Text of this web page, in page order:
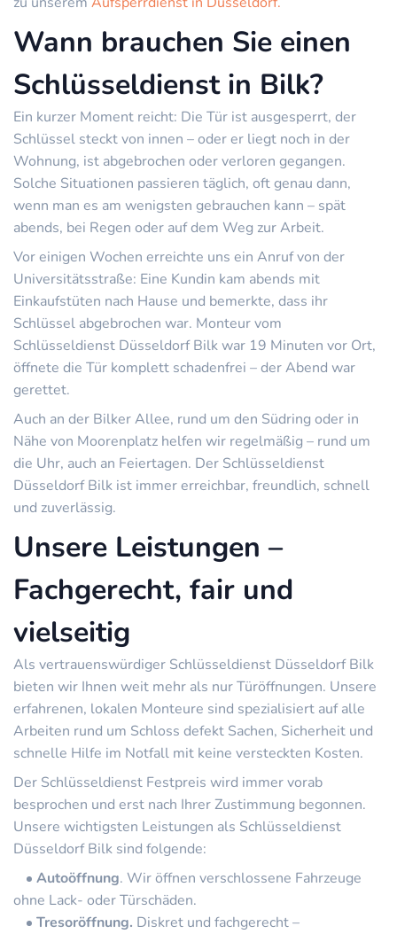
Wann brauchen Sie einen
Schlüsseldienst in Bilk?
Ein kurzer Moment reicht: Die Tür ist ausgesperrt, der
Schlüssel steckt von innen – oder er liegt noch in der
Wohnung, ist abgebrochen oder verloren gegangen.
Solche Situationen passieren täglich, oft genau dann,
wenn man es am wenigsten gebrauchen kann – spät
abends, bei Regen oder auf dem Weg zur Arbeit.
Vor einigen Wochen erreichte uns ein Anruf von der
Universitätsstraße: Eine Kundin kam abends mit
Einkaufstüten nach Hause und bemerkte, dass ihr
Schlüssel abgebrochen war. Monteur vom
Schlüsseldienst Düsseldorf Bilk war 19 Minuten vor Ort,
öffnete die Tür komplett schadenfrei – der Abend war
gerettet.
Auch an der Bilker Allee, rund um den Südring oder in
Nähe von Moorenplatz helfen wir regelmäßig – rund um
die Uhr, auch an Feiertagen. Der Schlüsseldienst
Düsseldorf Bilk ist immer erreichbar, freundlich, schnell
und zuverlässig.
Unsere Leistungen –
Fachgerecht, fair und
vielseitig
Als vertrauenswürdiger Schlüsseldienst Düsseldorf Bilk
bieten wir Ihnen weit mehr als nur Türöffnungen. Unsere
erfahrenen, lokalen Monteure sind spezialisiert auf alle
Arbeiten rund um Schloss defekt Sachen, Sicherheit und
schnelle Hilfe im Notfall mit keine versteckten Kosten.
Der Schlüsseldienst Festpreis wird immer vorab
besprochen und erst nach Ihrer Zustimmung begonnen.
Unsere wichtigsten Leistungen als Schlüsseldienst
Düsseldorf Bilk sind folgende:
Autoöffnung. Wir öffnen verschlossene Fahrzeuge
ohne Lack- oder Türschäden.
Tresoröffnung. Diskret und fachgerecht –